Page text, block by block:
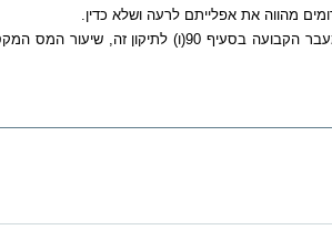
מהווה את אפלייתם לרעה ושלא כדין.